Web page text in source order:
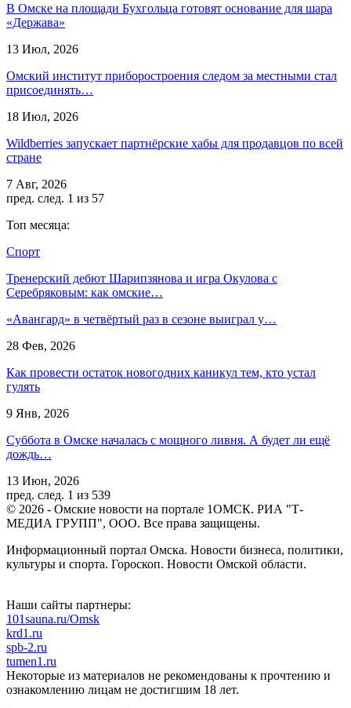
В Омске на площади Бухгольца готовят основание для шара
«Держава»
13 Июл, 2026
Омский институт приборостроения следом за местными стал
присоединять…
18 Июл, 2026
Wildberries запускает партнёрские хабы для продавцов по всей
стране
7 Авг, 2026
пред. след. 1 из 57
Топ месяца:
Спорт
Тренерский дебют Шарипзянова и игра Окулова с
Серебряковым: как омские…
«Авангард» в четвёртый раз в сезоне выиграл у…
28 Фев, 2026
Как провести остаток новогодних каникул тем, кто устал
гулять
9 Янв, 2026
Суббота в Омске началась с мощного ливня. А будет ли ещё
дождь…
13 Июн, 2026
пред. след. 1 из 539
© 2026 - Омские новости на портале 1ОМСК. РИА "Т-
МЕДИА ГРУПП", ООО. Все права защищены.
Информационный портал Омска. Новости бизнеса, политики,
культуры и спорта. Гороскоп. Новости Омской области.
Наши сайты партнеры:
101sauna.ru/Omsk
krd1.ru
spb-2.ru
tumen1.ru
Некоторые из материалов не рекомендованы к прочтению и
ознакомлению лицам не достигшим 18 лет.